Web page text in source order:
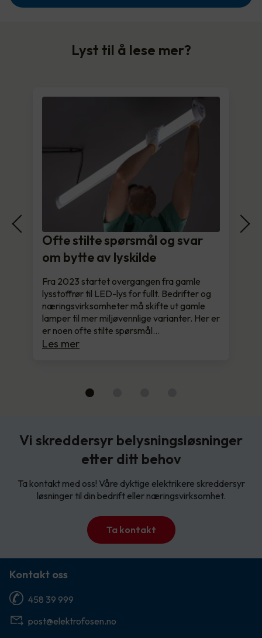
Lyst til å lese mer?
Ofte stilte spørsmål og svar
om bytte av lyskilde
Fra 2023 startet overgangen fra gamle
lysstoffrør til LED-lys for fullt. Bedrifter og
næringsvirksomheter må skifte ut gamle
lamper til mer miljøvennlige varianter. Her er
er noen ofte stilte spørsmål…
Les mer
Vi skreddersyr belysningsløsninger
etter ditt behov
Ta kontakt med oss! Våre dyktige elektrikere skreddersyr
løsninger til din bedrift eller næringsvirksomhet.
Ta kontakt
Kontakt oss
458 39 999
post@elektrofosen.no